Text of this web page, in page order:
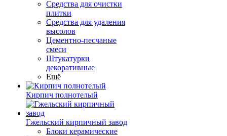
Средства для очистки
плитки
Средства для удаления
высолов
Цементно-песчаные
смеси
Штукатурки
декоративные
Ещё
Кирпич полнотелый
Гжельский кирпичный завод
Блоки керамические